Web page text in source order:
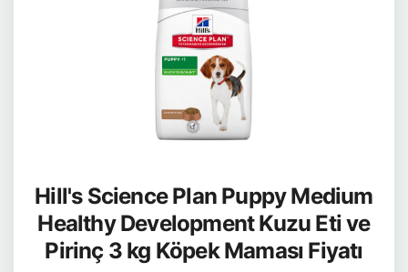
Hill's Science Plan Puppy Medium
Healthy Development Kuzu Eti ve
Pirinç 3 kg Köpek Maması Fiyatı